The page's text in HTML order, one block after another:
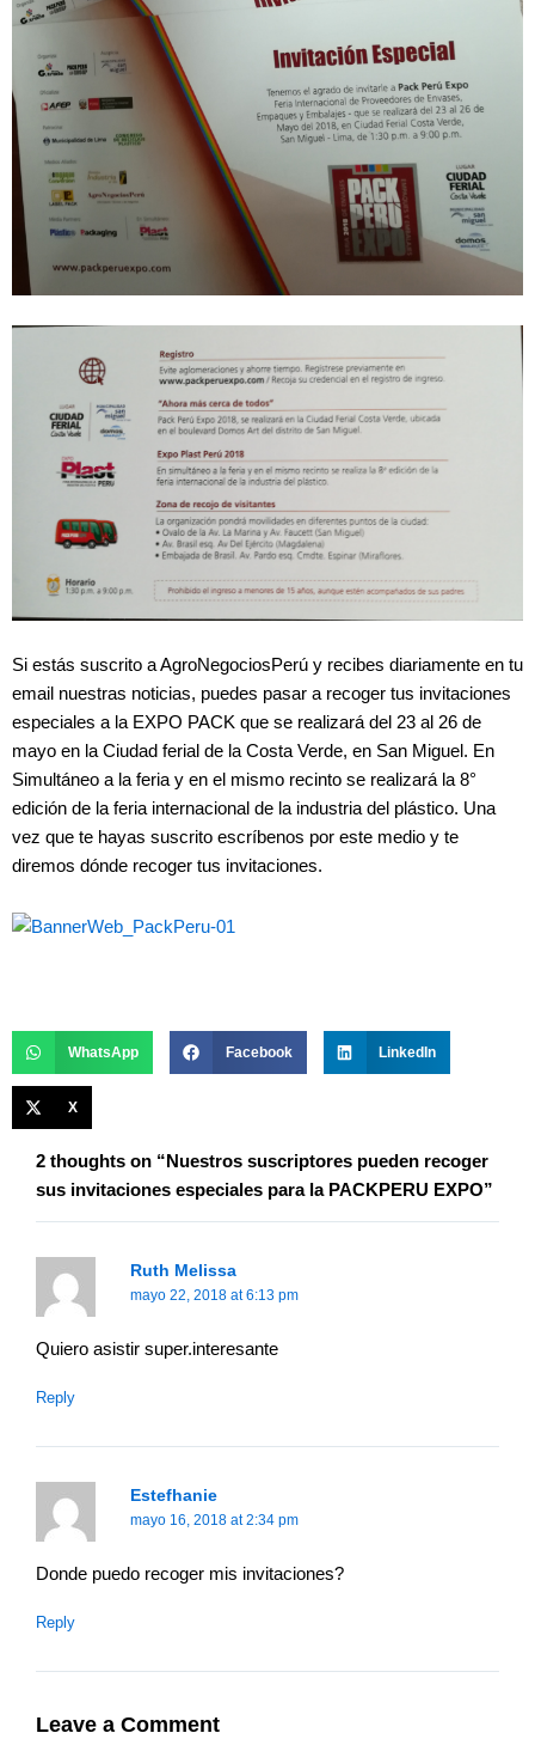
Si estás suscrito a AgroNegociosPerú y recibes diariamente en tu
email nuestras noticias, puedes pasar a recoger tus invitaciones
especiales a la EXPO PACK que se realizará del 23 al 26 de
mayo en la Ciudad ferial de la Costa Verde, en San Miguel. En
Simultáneo a la feria y en el mismo recinto se realizará la 8°
edición de la feria internacional de la industria del plástico. Una
vez que te hayas suscrito escríbenos por este medio y te
diremos dónde recoger tus invitaciones.
WhatsApp Facebook LinkedIn
X
2 thoughts on “Nuestros suscriptores pueden recoger
sus invitaciones especiales para la PACKPERU EXPO”
Ruth Melissa
mayo 22, 2018 at 6:13 pm
Quiero asistir super.interesante
Reply
Estefhanie
mayo 16, 2018 at 2:34 pm
Donde puedo recoger mis invitaciones?
Reply
Leave a Comment